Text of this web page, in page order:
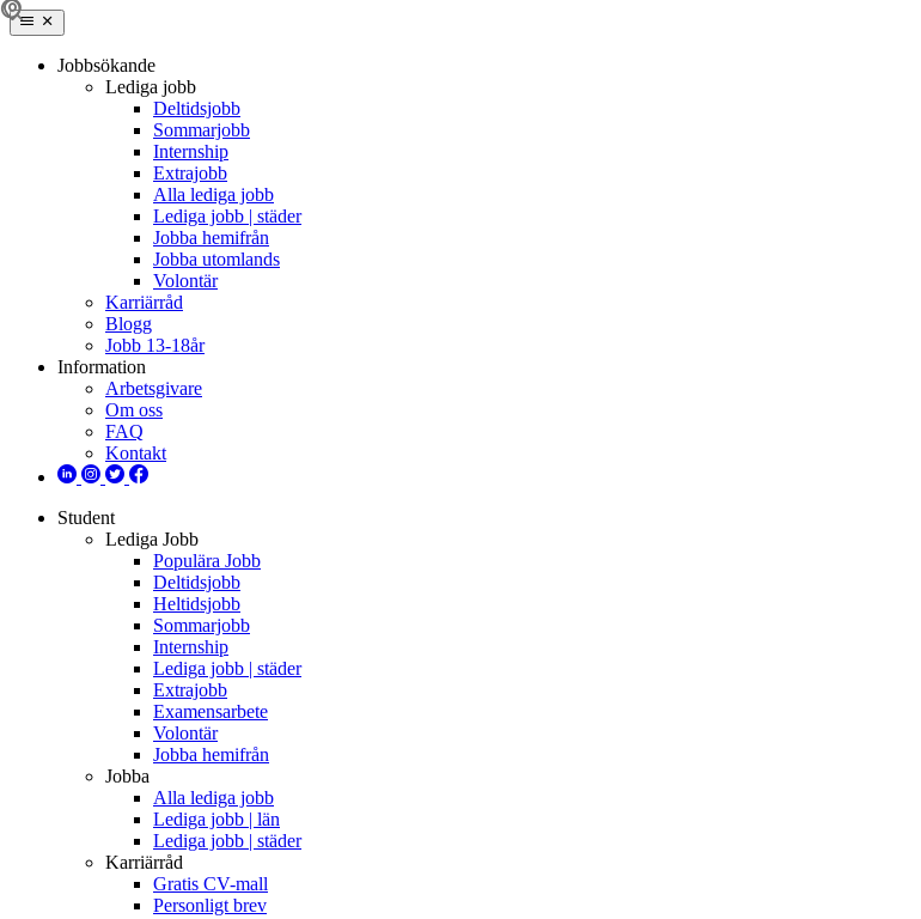
Jobbsökande
Lediga jobb
Deltidsjobb
Sommarjobb
Internship
Extrajobb
Alla lediga jobb
Lediga jobb | städer
Jobba hemifrån
Jobba utomlands
Volontär
Karriärråd
Blogg
Jobb 13-18år
Information
Arbetsgivare
Om oss
FAQ
Kontakt
Student
Lediga Jobb
Populära Jobb
Deltidsjobb
Heltidsjobb
Sommarjobb
Internship
Lediga jobb | städer
Extrajobb
Examensarbete
Volontär
Jobba hemifrån
Jobba
Alla lediga jobb
Lediga jobb | län
Lediga jobb | städer
Karriärråd
Gratis CV-mall
Personligt brev